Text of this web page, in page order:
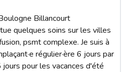
Billancourt
quelques soins sur les villes
psmt complexe. Je suis à
régulier·ère 6 jours par
pour les vacances d'été